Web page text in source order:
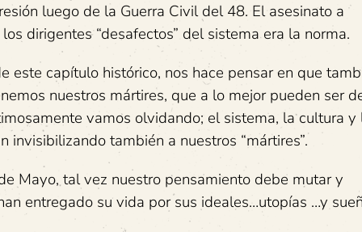
luego de la Guerra Civil del 48. El asesinato a
dirigentes “desafectos” del sistema era la norma.
este capítulo histórico, nos hace pensar en que
nuestros mártires, que a lo mejor pueden ser
vamos olvidando; el sistema, la cultura y
invisibilizando también a nuestros “mártires”.
Mayo, tal vez nuestro pensamiento debe mutar y
entregado su vida por sus ideales…utopías …y